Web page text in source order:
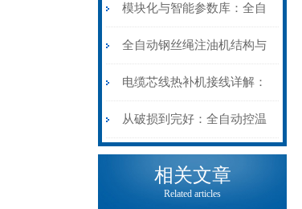
分指南：从“绝缘电
阻”到“波形特征”的精准诊
断逻辑
模块化与智能参数库：全自
动电缆修复机的快速换型逻
辑
全自动钢丝绳注油机结构与
工作原理：揭秘高效润滑的
机械密码
电缆芯线热补机接线详解：
从入门到精通
从破损到完好：全自动控温
电缆热补机的核心价值
相关文章
Related articles